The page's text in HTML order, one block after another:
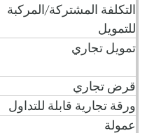
التكلفة المشتركة/المركبة
للتمويل
تمويل تجاري
قرض تجاري
ورقة تجارية قابلة للتداول
عمولة